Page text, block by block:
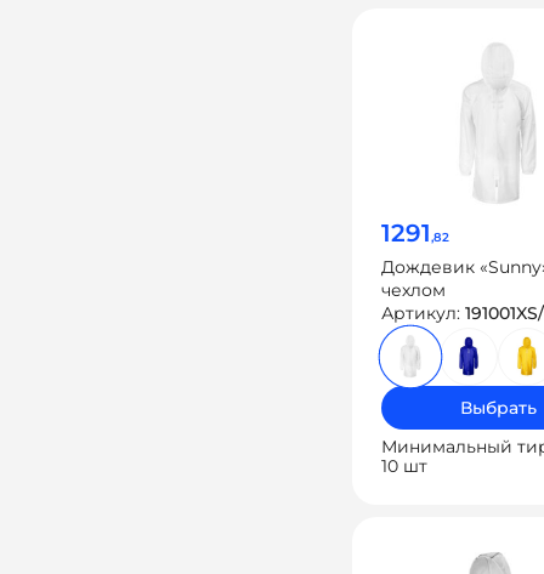
1291,82
Дождевик
чехлом
Артикул:
Выбрать
Минимальный
10 шт